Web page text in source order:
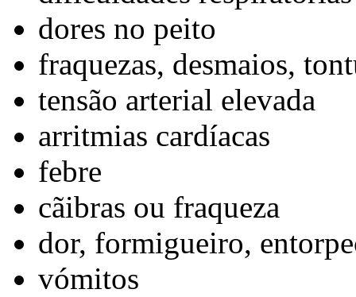
dores no peito
fraquezas, desmaios,
tensão arterial elevada
arritmias cardíacas
febre
cãibras ou fraqueza
dor, formigueiro,
vómitos